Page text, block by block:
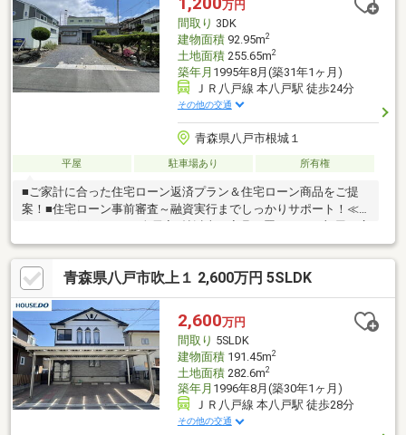
細を知りたい方は【資料請求・お問合せ】よりお気軽にお問合せ
くださいませ♪
万円
間取り 3DK
建物面積92.95m2
土地面積255.65m2
築年月 1995年8月(築31年1ヶ月)
ＪＲ八戸線 本八戸駅 徒歩24分
その他の交通
青森県八戸市根城１
平屋 駐車場あり 所有権
■ご家計に合った住宅ローン返済プラン＆住宅ローン商品をご提
案！■住宅ローン事前審査～融資実行までしっかりサポート！≪
おすすめポイント≫▽全居室8帖以上！家具を置いてもお部屋を広
くお使いいただけます♪▽和室は続き間となっており、戸を開放し
て1つの空間としてもお使いいただけます◎▽便利な全居室収納付
き！▽カースペース1台≪周辺環境≫▽沢里公園まで徒歩3分(約
190m)▽マックスバリュ 八戸上組店まで徒歩3分(約200m)▽セブ
ンイレブン 八戸大杉平店まで徒歩6分(約430m)見学をご希望の方
は【見学予約する】詳細を知りたい方は【資料請求する】よりお
問い合わせください♪
青森県八戸市吹上１ 2,600万円 5SLDK
2,600万円
間取り 5SLDK
建物面積191.45m2
土地面積282.6m2
築年月 1996年8月(築30年1ヶ月)
ＪＲ八戸線 本八戸駅 徒歩28分
その他の交通